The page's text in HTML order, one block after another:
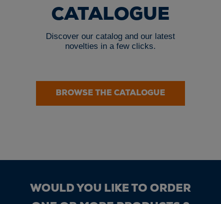
CATALOGUE
Discover our catalog and our latest
novelties in a few clicks.
BROWSE THE CATALOGUE
WOULD YOU LIKE TO ORDER